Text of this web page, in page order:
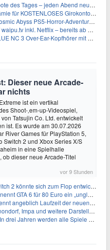
Tages – jeden Abend neue Deals zum Stöbern
Girokonto bei der Santander – 50€ schon nach 1 Woche!
Abyss PS5-Horror-Adventure für 27,99€
inkl. Netflix – bereits ab 9€/Monat (statt 17,99€)
3 Over-Ear-Kopfhörer mit ANC für 149,99€
Dieser neue Arcade-
nichts
ist ein vertikal
Shoot-‚em-up-Videospiel,
Tatsujin Co. Ltd. entwickelt
ist. Es wurde am 30.07.2026
River Games für PlayStation 5,
Switch 2 und Xbox Series X/S
in eine Spielhalle
dieser neue Arcade-Titel
vor 9 Stunden
2 könnte sich zum Flop entwickeln
6 für 80 Euro ein „unglaubliches Schnäppchen“
Laufzeit der neuen Gameplay-Präsentation
Impa und weitere Darsteller sollen feststehen
Jahren werden alle Spiele gestreamt